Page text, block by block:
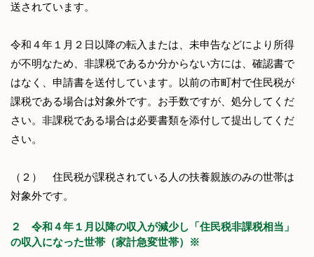
送されています。
令和４年１月２日以降の転入または、未申告などにより所得
が不明なため、非課税であるか分からない方には、確認書で
はなく、申請書を送付しています。以前の市町村で住民税が
課税である場合は対象外です。お手数ですが、処分してくだ
さい。非課税である場合は必要書類を添付して提出してくだ
さい。
（２） 住民税が課税されている人の扶養親族のみの世帯は
対象外です。
２ 令和４年１月以降の収入が減少し「住民税非課税相当」
の収入になった世帯（家計急変世帯）※